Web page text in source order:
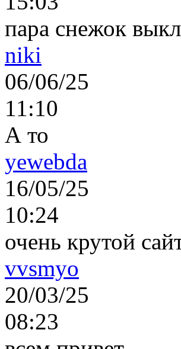
пара снежок
niki
06/06/25
11:10
А то
yewebda
16/05/25
10:24
очень крутой
vvsmyo
20/03/25
08:23